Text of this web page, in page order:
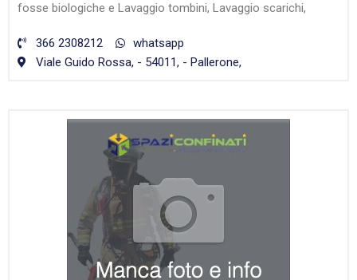
fosse biologiche e Lavaggio tombini, Lavaggio scarichi,
366 2308212
whatsapp
Viale Guido Rossa, - 54011, - Pallerone,